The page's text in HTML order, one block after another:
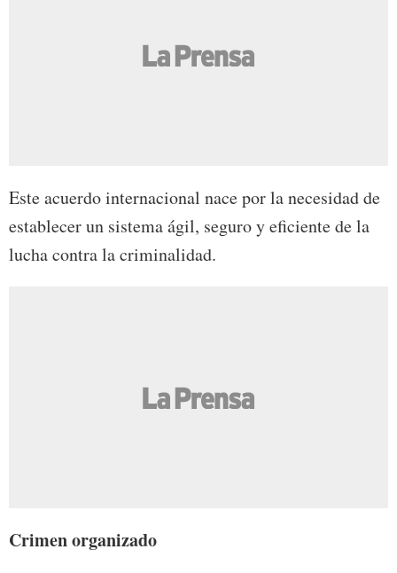
Este acuerdo internacional nace por la necesidad de
establecer un sistema ágil, seguro y eficiente de la
lucha contra la criminalidad.
Crimen organizado